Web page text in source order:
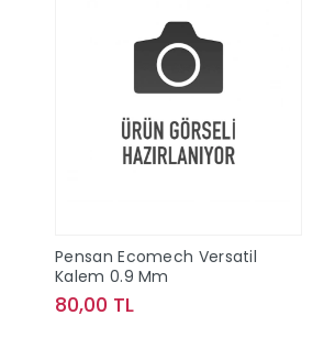
Pensan Ecomech Versatil
Kalem 0.9 Mm
80,00 TL